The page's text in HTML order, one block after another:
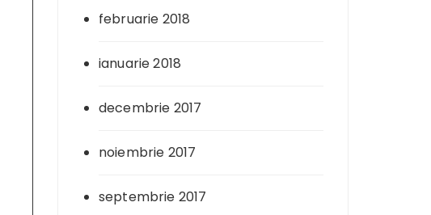
februarie 2018
ianuarie 2018
decembrie 2017
noiembrie 2017
septembrie 2017